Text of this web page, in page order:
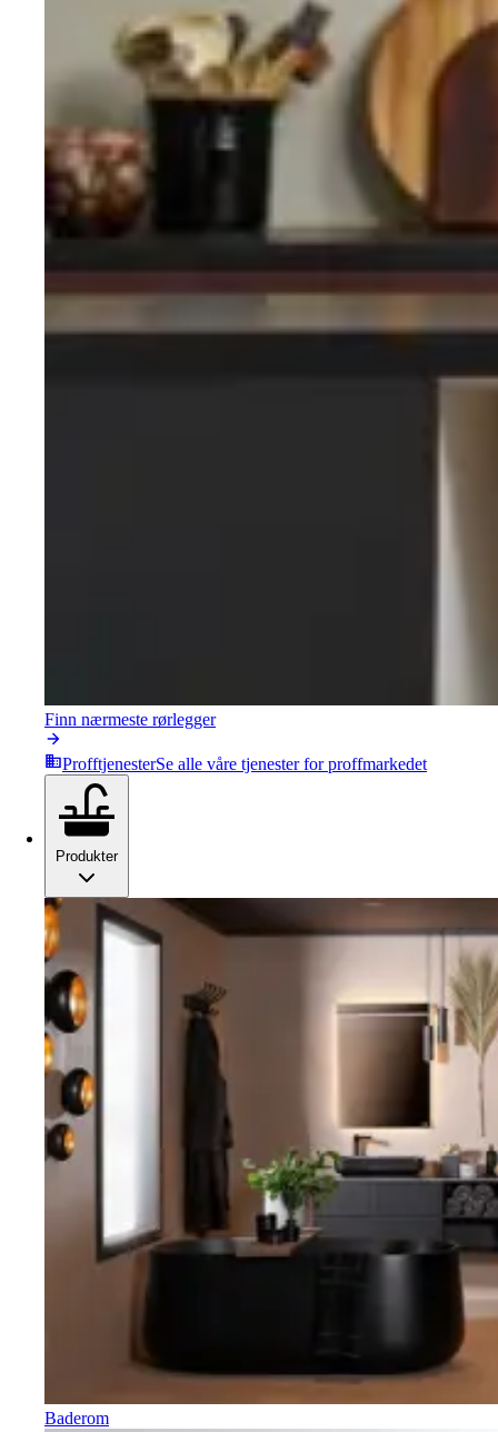
Finn nærmeste rørlegger
ProfftjenesterSe alle våre tjenester for proffmarkedet
Produkter
Baderom